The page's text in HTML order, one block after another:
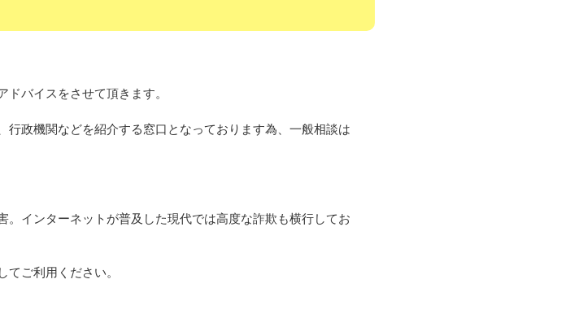
バイスをさせて頂きます。
政機関などを紹介する窓口となっております為、一般相談は
インターネットが普及した現代では高度な詐欺も横行してお
ご利用ください。